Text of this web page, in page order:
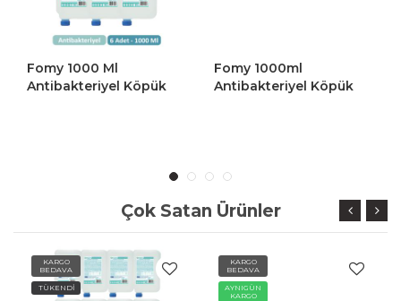
Fomy 1000 Ml
Antibakteriyel Köpük
Fomy 1000ml
Antibakteriyel Köpük
Çok Satan Ürünler
KARGO
BEDAVA
TÜKENDİ
KARGO
BEDAVA
AYNIGÜN
KARGO